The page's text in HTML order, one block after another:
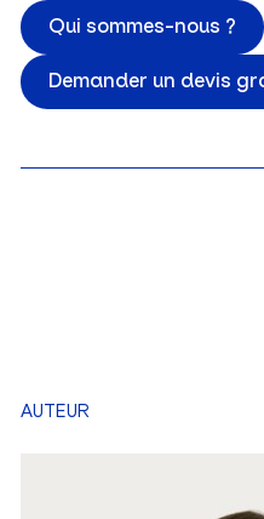
Qui sommes-nous ?
Demander un devis
AUTEUR